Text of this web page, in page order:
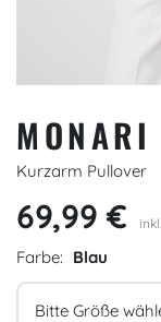
MONARI
Kurzarm Pullover
69,99 €
Farbe: Blau
Größe